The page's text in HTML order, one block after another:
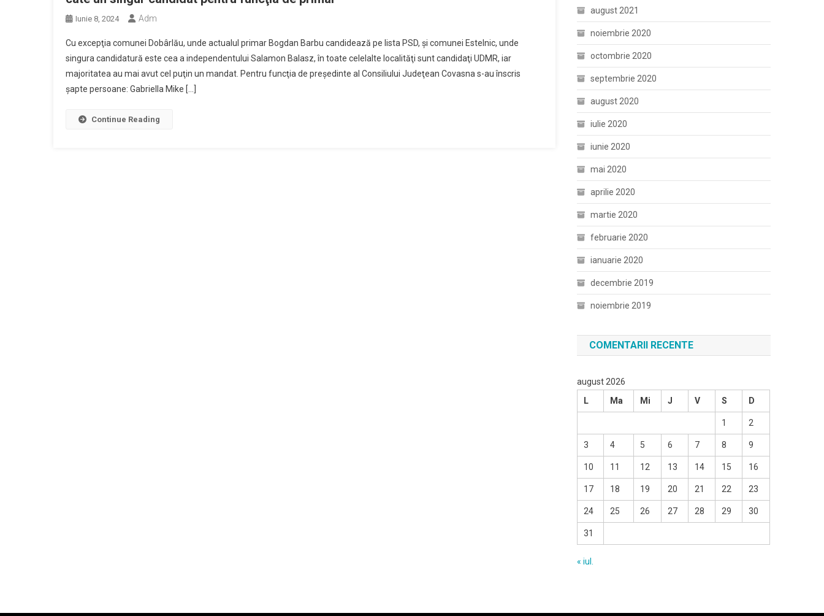
Iunie 8, 2024 Adm
Cu excepţia comunei Dobârlău, unde actualul primar Bogdan Barbu candidează pe lista PSD, şi comunei Estelnic, unde
singura candidatură este cea a independentului Salamon Balasz, în toate celelalte localităţi sunt candidaţi UDMR, iar
majoritatea au mai avut cel puţin un mandat. Pentru funcţia de preşedinte al Consiliului Judeţean Covasna s-au înscris
şapte persoane: Gabriella Mike […]
Continue Reading
august 2021
noiembrie 2020
octombrie 2020
septembrie 2020
august 2020
iulie 2020
iunie 2020
mai 2020
aprilie 2020
martie 2020
februarie 2020
ianuarie 2020
decembrie 2019
noiembrie 2019
COMENTARII RECENTE
august 2026
L
Ma Mi J V S D
1 2
3 4 5 6 7 8 9
10 11 12 13 14 15 16
17 18 19 20 21 22 23
24 25 26 27 28 29 30
31
« iul.